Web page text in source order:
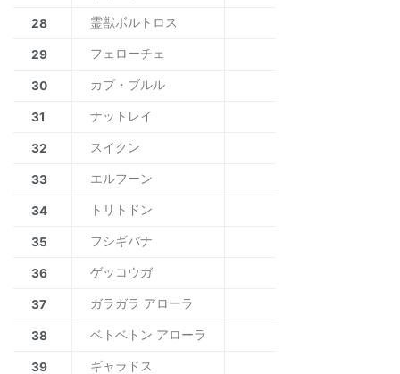
28 霊獣ボルトロス
29 フェローチェ
30 カプ・ブルル
31 ナットレイ
32 スイクン
33 エルフーン
34 トリトドン
35 フシギバナ
36 ゲッコウガ
37 ガラガラ アローラ
38 ベトベトン アローラ
39 ギャラドス